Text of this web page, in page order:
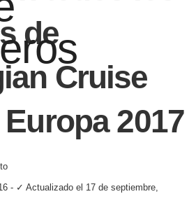
de
Cruise
2017
- ✓ Actualizado el 17 de septiembre,